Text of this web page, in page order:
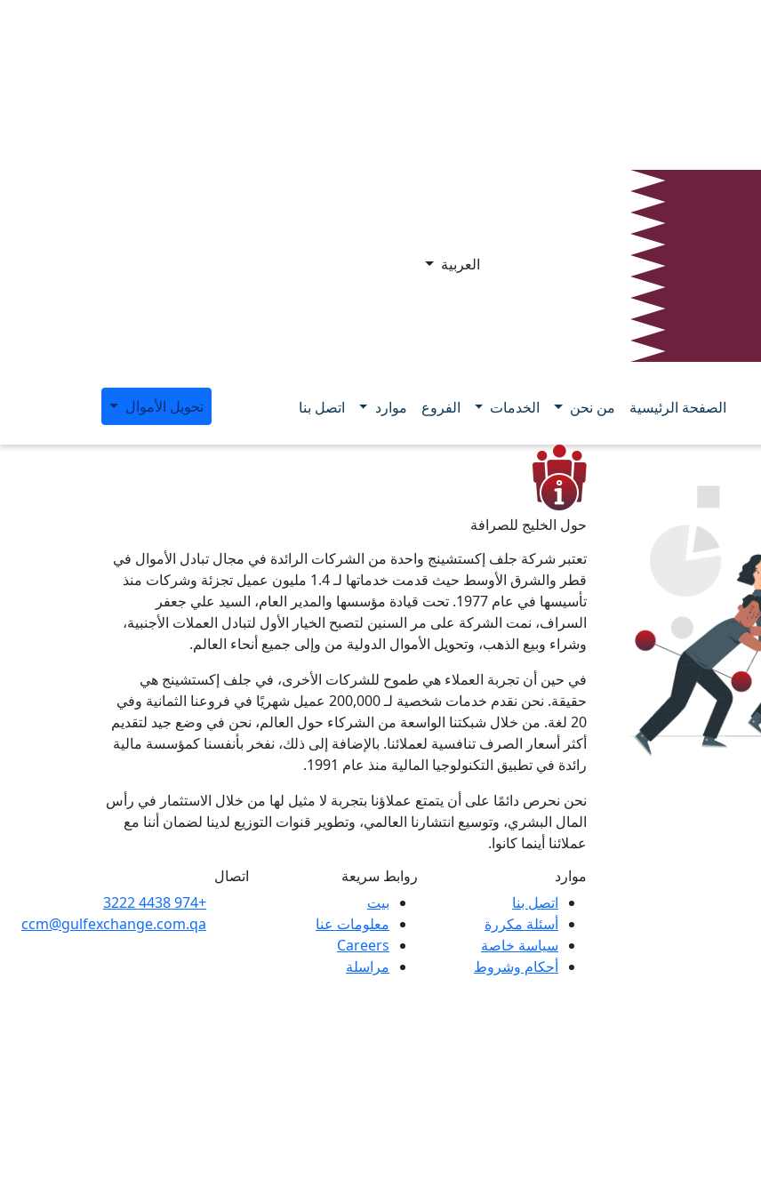
العربية
الصفحة الرئيسية من نحن الخدمات الفروع موارد اتصل بنا تحويل الأموال
حول الخليج للصرافة
تعتبر شركة جلف إكستشينج واحدة من الشركات الرائدة في مجال تبادل الأموال في
قطر والشرق الأوسط حيث قدمت خدماتها لـ 1.4 مليون عميل تجزئة وشركات منذ
تأسيسها في عام 1977. تحت قيادة مؤسسها والمدير العام، السيد علي جعفر
السراف، نمت الشركة على مر السنين لتصبح الخيار الأول لتبادل العملات الأجنبية،
وشراء وبيع الذهب، وتحويل الأموال الدولية من وإلى جميع أنحاء العالم.
في حين أن تجربة العملاء هي طموح للشركات الأخرى، في جلف إكستشينج هي
حقيقة. نحن نقدم خدمات شخصية لـ 200,000 عميل شهريًا في فروعنا الثمانية وفي
20 لغة. من خلال شبكتنا الواسعة من الشركاء حول العالم، نحن في وضع جيد لتقديم
أكثر أسعار الصرف تنافسية لعملائنا. بالإضافة إلى ذلك، نفخر بأنفسنا كمؤسسة مالية
رائدة في تطبيق التكنولوجيا المالية منذ عام 1991.
نحن نحرص دائمًا على أن يتمتع عملاؤنا بتجربة لا مثيل لها من خلال الاستثمار في رأس
المال البشري، وتوسيع انتشارنا العالمي، وتطوير قنوات التوزيع لدينا لضمان أننا مع
عملائنا أينما كانوا.
موارد
اتصل بنا
أسئلة مكررة
سياسة خاصة
أحكام وشروط
روابط سريعة
بيت
معلومات عنا
Careers
مراسلة
اتصال
+974 4438 3222
ccm@gulfexchange.com.qa